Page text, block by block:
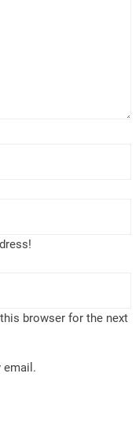
browser for the next
email.